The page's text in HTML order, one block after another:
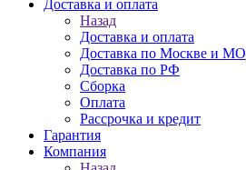
Доставка и оплата
Назад
Доставка и оплата
Доставка по Москве и МО
Доставка по РФ
Сборка
Оплата
Рассрочка и кредит
Гарантия
Компания